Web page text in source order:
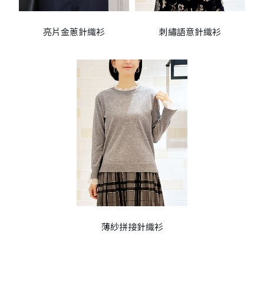
亮片金蔥針織衫 刺繡語意針織衫
薄紗拼接針織衫